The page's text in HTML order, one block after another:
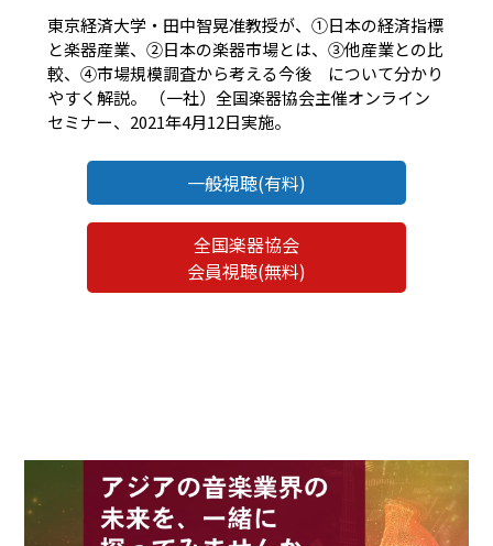
東京経済大学・田中智晃准教授が、①日本の経済指標
と楽器産業、②日本の楽器市場とは、③他産業との比
較、④市場規模調査から考える今後 について分かり
やすく解説。 （一社）全国楽器協会主催オンライン
セミナー、2021年4月12日実施。
一般視聴(有料)
全国楽器協会
会員視聴(無料)